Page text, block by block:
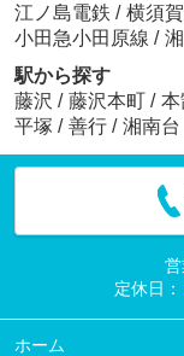
江ノ島電鉄 / 横須
小田急小田原線 /
駅から探す
藤沢 / 藤沢本町 / 本
平塚 / 善行 / 湘南台
営
定休日：
ホーム